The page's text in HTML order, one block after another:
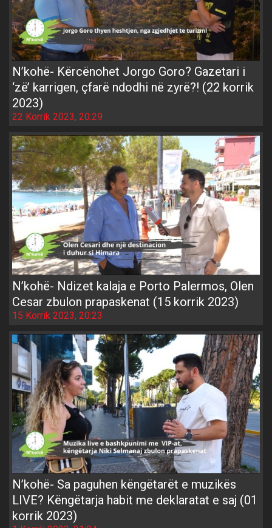
N’kohë- Kërcënohet Jorgo Goro? Gazetari i
‘zë’ karrigen, çfarë ndodhi në zyrë?! (22 korrik
2023)
22 Korrik 2023, 20:29
N’kohë- Ndizet kalaja e Porto Palermos, Olen
Cesar zbulon prapaskenat (15 korrik 2023)
15 Korrik 2023, 20:23
N’kohë- Sa paguhen këngëtarët e muzikës
LIVE? Këngëtarja habit me deklaratat e saj (01
korrik 2023)